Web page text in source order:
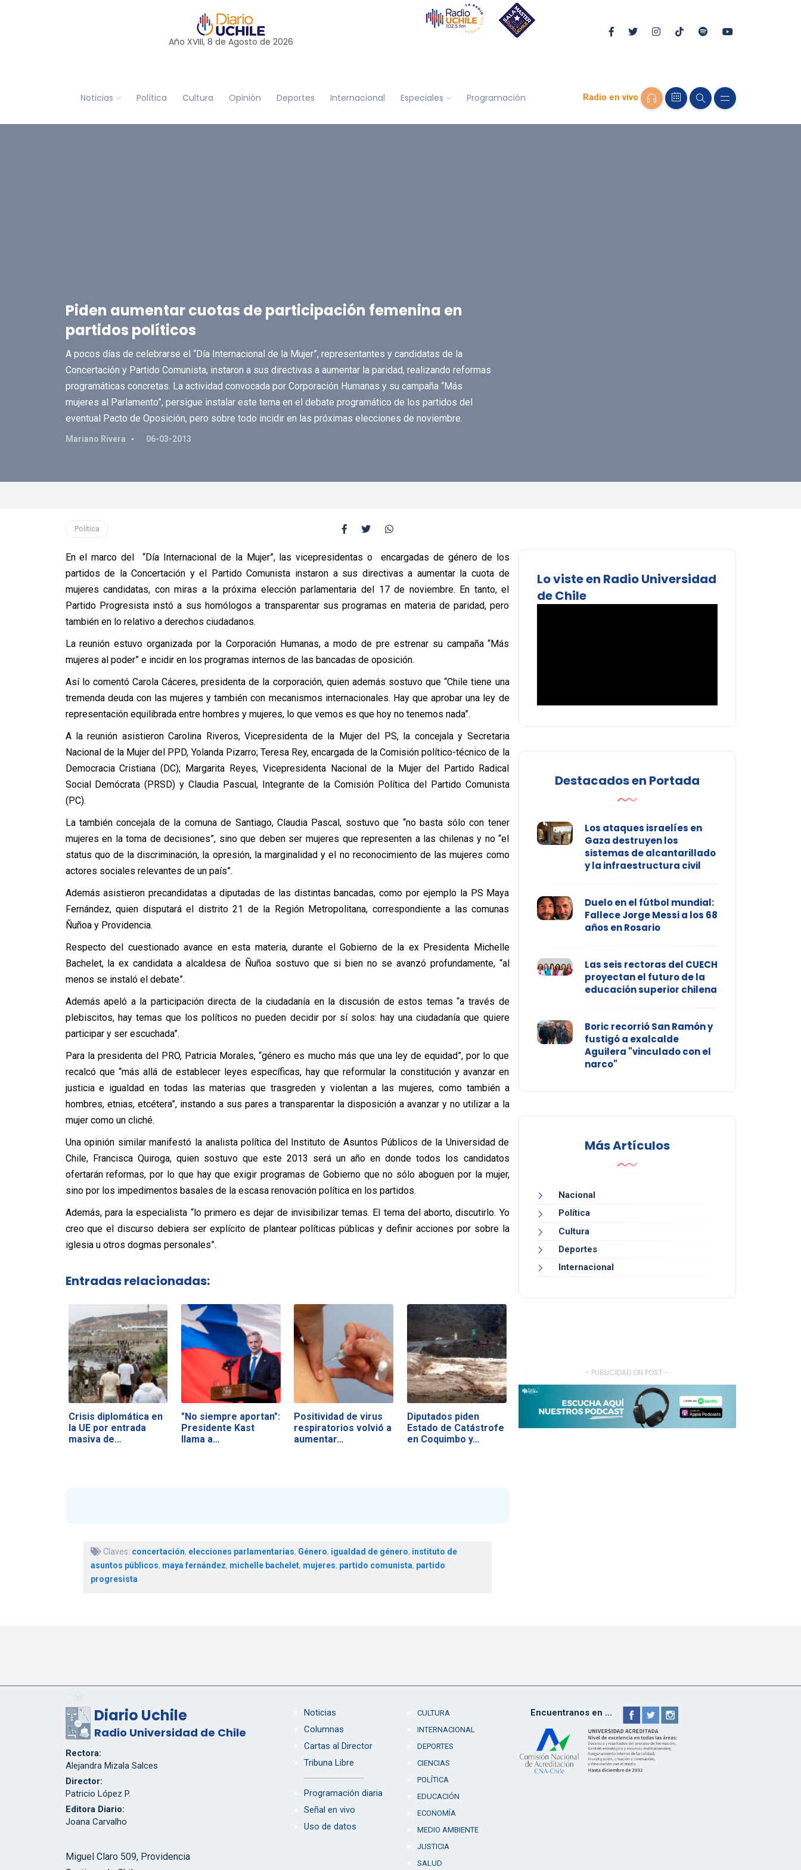
Año XVIII, 8 de Agosto de 2026
Noticias Política Cultura Opinión Deportes Internacional Especiales Programación Radio en vivo
Piden aumentar cuotas de participación femenina en
partidos políticos
A pocos días de celebrarse el “Día Internacional de la Mujer”, representantes y candidatas de la
Concertación y Partido Comunista, instaron a sus directivas a aumentar la paridad, realizando reformas
programáticas concretas. La actividad convocada por Corporación Humanas y su campaña “Más
mujeres al Parlamento”, persigue instalar este tema en el debate programático de los partidos del
eventual Pacto de Oposición, pero sobre todo incidir en las próximas elecciones de noviembre.
Mariano Rivera 06-03-2013
Política
En el marco del “Día Internacional de la Mujer”, las vicepresidentas o encargadas de género de los
partidos de la Concertación y el Partido Comunista instaron a sus directivas a aumentar la cuota de
mujeres candidatas, con miras a la próxima elección parlamentaria del 17 de noviembre. En tanto, el
Partido Progresista instó a sus homólogos a transparentar sus programas en materia de paridad, pero
también en lo relativo a derechos ciudadanos.
La reunión estuvo organizada por la Corporación Humanas, a modo de pre estrenar su campaña “Más
mujeres al poder” e incidir en los programas internos de las bancadas de oposición.
Así lo comentó Carola Cáceres, presidenta de la corporación, quien además sostuvo que “Chile tiene una
tremenda deuda con las mujeres y también con mecanismos internacionales. Hay que aprobar una ley de
representación equilibrada entre hombres y mujeres, lo que vemos es que hoy no tenemos nada”.
A la reunión asistieron Carolina Riveros, Vicepresidenta de la Mujer del PS, la concejala y Secretaria
Nacional de la Mujer del PPD, Yolanda Pizarro; Teresa Rey, encargada de la Comisión político-técnico de la
Democracia Cristiana (DC); Margarita Reyes, Vicepresidenta Nacional de la Mujer del Partido Radical
Social Demócrata (PRSD) y Claudia Pascual, Integrante de la Comisión Política del Partido Comunista
(PC).
La también concejala de la comuna de Santiago, Claudia Pascal, sostuvo que “no basta sólo con tener
mujeres en la toma de decisiones”, sino que deben ser mujeres que representen a las chilenas y no “el
status quo de la discriminación, la opresión, la marginalidad y el no reconocimiento de las mujeres como
actores sociales relevantes de un país”.
Además asistieron precandidatas a diputadas de las distintas bancadas, como por ejemplo la PS Maya
Fernández, quien disputará el distrito 21 de la Región Metropolitana, correspondiente a las comunas
Ñuñoa y Providencia.
Respecto del cuestionado avance en esta materia, durante el Gobierno de la ex Presidenta Michelle
Bachelet, la ex candidata a alcaldesa de Ñuñoa sostuvo que si bien no se avanzó profundamente, “al
menos se instaló el debate”.
Además apeló a la participación directa de la ciudadanía en la discusión de estos temas “a través de
plebiscitos, hay temas que los políticos no pueden decidir por sí solos: hay una ciudadanía que quiere
participar y ser escuchada”.
Para la presidenta del PRO, Patricia Morales, “género es mucho más que una ley de equidad”, por lo que
recalcó que “más allá de establecer leyes específicas, hay que reformular la constitución y avanzar en
justicia e igualdad en todas las materias que trasgreden y violentan a las mujeres, como también a
hombres, etnias, etcétera”, instando a sus pares a transparentar la disposición a avanzar y no utilizar a la
mujer como un cliché.
Una opinión similar manifestó la analista política del Instituto de Asuntos Públicos de la Universidad de
Chile, Francisca Quiroga, quien sostuvo que este 2013 será un año en donde todos los candidatos
ofertarán reformas, por lo que hay que exigir programas de Gobierno que no sólo aboguen por la mujer,
sino por los impedimentos basales de la escasa renovación política en los partidos.
Además, para la especialista “lo primero es dejar de invisibilizar temas. El tema del aborto, discutirlo. Yo
creo que el discurso debiera ser explícito de plantear políticas públicas y definir acciones por sobre la
iglesia u otros dogmas personales”.
Entradas relacionadas:
Crisis diplomática en
la UE por entrada
masiva de…
"No siempre aportan":
Presidente Kast
llama a…
Positividad de virus
respiratorios volvió a
aumentar…
Diputados piden
Estado de Catástrofe
en Coquimbo y…
Claves: concertación, elecciones parlamentarias, Género, igualdad de género, instituto de
asuntos públicos, maya fernández, michelle bachelet, mujeres, partido comunista, partido
progresista
Lo viste en Radio Universidad
de Chile
Destacados en Portada
Los ataques israelíes en
Gaza destruyen los
sistemas de alcantarillado
y la infraestructura civil
Duelo en el fútbol mundial:
Fallece Jorge Messi a los 68
años en Rosario
Las seis rectoras del CUECH
proyectan el futuro de la
educación superior chilena
Boric recorrió San Ramón y
fustigó a exalcalde
Aguilera "vinculado con el
narco"
Más Artículos
Nacional
Política
Cultura
Deportes
Internacional
- PUBLICIDAD ON POST -
Diario Uchile
Radio Universidad de Chile
Rectora:
Alejandra Mizala Salces
Director:
Patricio López P.
Editora Diario:
Joana Carvalho
Miguel Claro 509, Providencia
Noticias
Columnas
Cartas al Director
Tribuna Libre
Programación diaria
Señal en vivo
Uso de datos
CULTURA
INTERNACIONAL
DEPORTES
CIENCIAS
POLÍTICA
EDUCACIÓN
ECONOMÍA
MEDIO AMBIENTE
JUSTICIA
SALUD
Encuentranos en ...